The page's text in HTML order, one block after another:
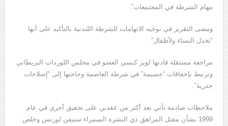
مهام الشرطة في المجتمعات”.
ومضى التقرير في توجيه الاتهامات للشرطة اللندنية بالتأكيد على أنها
“تخذل النساء ولأطفال”.
مراجعة مستقلة قادتها لويز كيسي العضو في مجلس اللوردات البريطاني
وترتبط بإخفاقات “جسيمة” في شرطة العاصمة وحاجتها إلى “إصلاحات
جذرية”.
ملاحظات صادمة تأتي بعد أكثر من عقدين على تحقيق أجري في عام
1999 بشأن مقتل المراهق ذي البشرة السمراء ستيفن لورنس وخلص